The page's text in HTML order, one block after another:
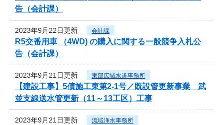
告（会計課）
2023年9月22日更新 会計課
R5交番用車 （4WD) の購入に関する一般競争入札公
告（会計課）
2023年9月21日更新 東部広域水道事務所
【建設工事】5債施工東第2-1号／既設管更新事業 武
並支線送水管更新（11～13工区）工事
2023年9月21日更新 流域浄水事務所